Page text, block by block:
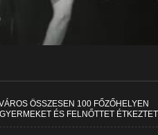
ÖSSZESEN 100 FŐZŐHELYEN
ÉS FELNŐTTET